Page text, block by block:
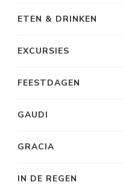
ETEN & DRINKEN
EXCURSIES
FEESTDAGEN
GAUDI
GRACIA
IN DE REGEN